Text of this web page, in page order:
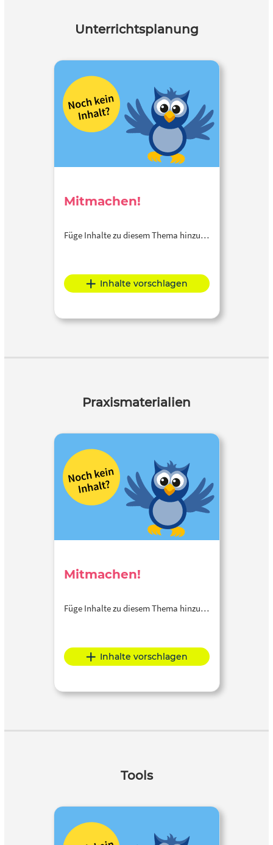
Unterrichtsplanung
Mitmachen!
Füge Inhalte zu diesem Thema hinzu…
Inhalte vorschlagen
Praxismaterialien
Mitmachen!
Füge Inhalte zu diesem Thema hinzu…
Inhalte vorschlagen
Tools